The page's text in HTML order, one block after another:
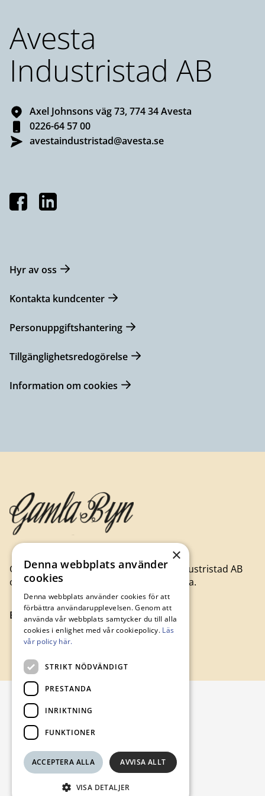
Avesta
Industristad AB
Axel Johnsons väg 73, 774 34 Avesta
0226-64 57 00
avestaindustristad@avesta.se
Hyr av oss
Kontakta kundcenter
Personuppgiftshantering
Tillgänglighetsredogörelse
Information om cookies
Gamla Byn är moderbolag till Avesta Industristad AB
och hyr ut lägenheter och lokaler i Avesta.
Besök gamlabyn.se
×
Denna webbplats använder
cookies
Denna webbplats använder cookies för att
förbättra användarupplevelsen. Genom att
använda vår webbplats samtycker du till alla
cookies i enlighet med vår cookiepolicy. Läs
vår policy här.
STRIKT NÖDVÄNDIGT
PRESTANDA
INRIKTNING
FUNKTIONER
ACCEPTERA ALLA AVVISA ALLT
VISA DETALJER